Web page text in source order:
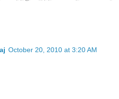
October 20, 2010 at 3:20 AM